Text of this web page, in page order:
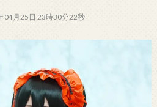
04月25日 23時30分22秒